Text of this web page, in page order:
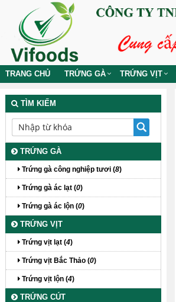
TRANG CHỦ TRỨNG GÀ TRỨNG VỊT
TÌM KIẾM
TRỨNG GÀ
Trứng gà công nghiệp tươi (8)
Trứng gà ác lạt (0)
Trứng gà ác lộn (0)
TRỨNG VỊT
Trứng vịt lạt (4)
Trứng vịt Bắc Thảo (0)
Trứng vịt lộn (4)
TRỨNG CÚT